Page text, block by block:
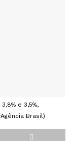
e 3,5%,
Brasil)